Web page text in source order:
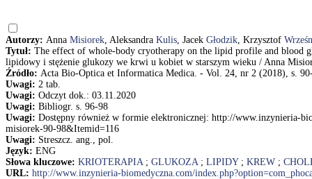
Autorzy: Anna Misiorek, Aleksandra Kulis, Jacek Głodzik, Krzysztof
Tytuł: The effect of whole-body cryotherapy on the lipid profile and blood
lipidowy i stężenie glukozy we krwi u kobiet w starszym wieku / Anna
Źródło: Acta Bio-Optica et Informatica Medica. - Vol. 24, nr 2 (2018), s.
Uwagi: 2 tab.
Uwagi: Odczyt dok.: 03.11.2020
Uwagi: Bibliogr. s. 96-98
Uwagi: Dostępny również w formie elektronicznej: http://www.inzynieria-
misiorek-90-98&Itemid=116
Uwagi: Streszcz. ang., pol.
Język: ENG
Słowa kluczowe: KRIOTERAPIA; GLUKOZA; LIPIDY; KREW ;
URL: http://www.inzynieria-biomedyczna.com/